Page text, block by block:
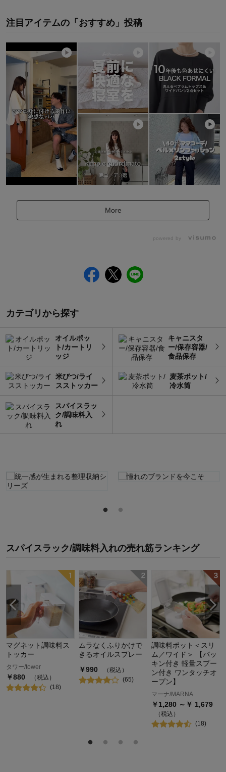
注目アイテムの「おすすめ」投稿
More
powered by
カテゴリから探す
オイルポッ
ト/カートリ
ッジ
キャニスタ
ー/保存容器/
食品保存
米びつ/ライ
スストッカー
麦茶ポット/
冷水筒
スパイスラッ
ク/調味料入
れ
スパイスラック/調味料入れの売れ筋ランキング
マグネット調味料ス
トッカー
タワー/tower
￥880
（税込）
(18)
ムラなくふりかけで
きるオイルスプレー
￥990
（税込）
(65)
調味料ポット＜スリ
ム／ワイド＞ 【パッ
キン付き 軽量スプー
ン付き ワンタッチオ
ープン】
マーナ/MARNA
￥1,280 ～￥ 1,679
（税込）
(18)